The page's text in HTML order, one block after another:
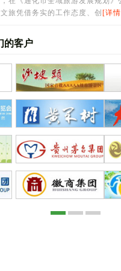
旅凭借务实的工作态度、创 [详
的客户